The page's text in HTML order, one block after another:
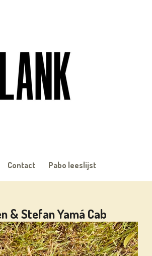
Contact Pabo leeslijst
& Stefan Yamá Cab